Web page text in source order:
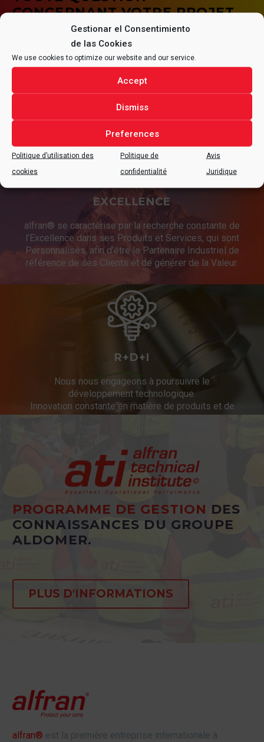
Gestionar el Consentimiento
de las Cookies
We use cookies to optimize our website and our service.
Accept
Dismiss
Preferences
Politique d’utilisation des
cookies
Politique de
confidentialité
Avis
Juridique
CONCERNANT VOTRE PROJET.
CONTACTER
EXCELLENCE
alfran® se caractérise par la recherche constante de
l’Excellence dans ses Produits et Services, qui sont
Personnalisés, afin d’être le Partenaire Industriel de
référence de ses Clients et de générer de la Valeur.
R+D+I
Nous nous engageons à poursuivre le
développement technologique.
Innovation constante en matière de produits et de
services.
PROGRAMME DE GESTION DES
CONNAISSANCES DU GROUPE
ALDOMER.
PLUS D'INFORMATIONS
alfran® est la première entreprise internationale à